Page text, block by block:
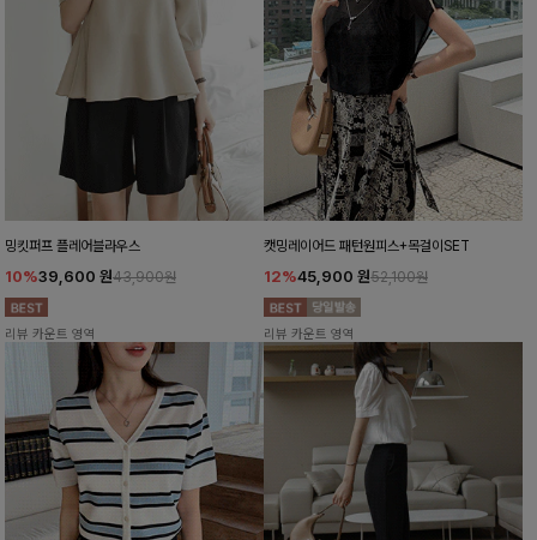
밍킷퍼프 플레어블라우스
10%39,600 원43,900원
리뷰 카운트 영역
캣밍레이어드 패턴원피스+목걸이SET
12%45,900 원52,100원
리뷰 카운트 영역